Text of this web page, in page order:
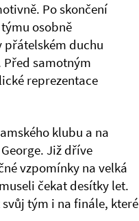
Po skončení
osobně
přátelském duchu
Před samotným
reprezentace
klubu a na
Již dříve
vzpomínky na velká
čekat desítky let.
tým i na finále, které